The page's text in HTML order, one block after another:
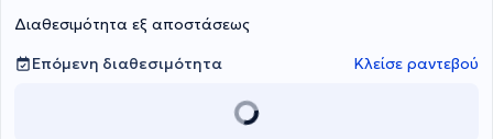
Διαθεσιμότητα εξ αποστάσεως
Επόμενη διαθεσιμότητα
Κλείσε ραντεβού